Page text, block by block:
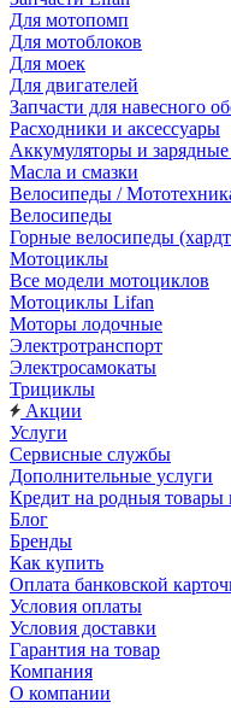
Для мотопомп
Для мотоблоков
Для моек
Для двигателей
Запчасти для навесного
Расходники и аксессуары
Аккумуляторы и зарядные
Масла и смазки
Велосипеды /
Велосипеды
Горные велосипеды
Мотоциклы
Все модели мотоциклов
Мотоциклы Lifan
Моторы лодочные
Электротранспорт
Электросамокаты
Трициклы
Акции
Услуги
Сервисные службы
Дополнительные услуги
Кредит на родныя товары
Блог
Бренды
Как купить
Оплата банковской
Условия оплаты
Условия доставки
Гарантия на товар
Компания
О компании